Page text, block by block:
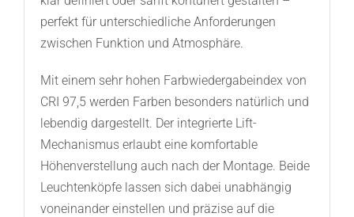
perfekt für unterschiedliche Anforderungen
zwischen Funktion und Atmosphäre.
Mit einem sehr hohen Farbwiedergabeindex von
CRI 97,5 werden Farben besonders natürlich und
lebendig dargestellt. Der integrierte Lift-
Mechanismus erlaubt eine komfortable
Höhenverstellung auch nach der Montage. Beide
Leuchtenköpfe lassen sich dabei unabhängig
voneinander einstellen und präzise auf die